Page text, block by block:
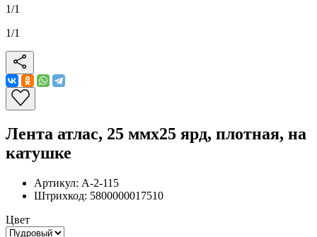
1/1
1/1
Лента атлас, 25 ммx25 ярд, плотная, на
катушке
Артикул: A-2-115
Штрихкод: 5800000017510
Цвет